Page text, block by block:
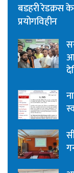
बडहरी रेडक्रस
प्रयोगविहीन